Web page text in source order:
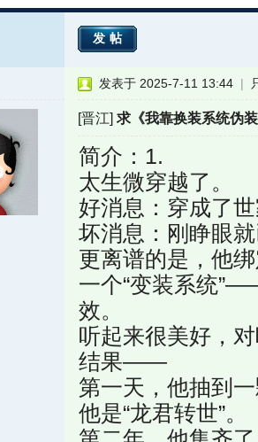
发帖
发表于 2025-7-11 13:44 |
[晋江]求《我靠换装系统伪
简介：1.
太生微穿越了。
好消息：穿成了
坏消息：刚睁眼
更离谱的是，他
一个“变装系统
效。
听起来很美好，
结果——
第一天，他抽到
他是“龙君转世”。